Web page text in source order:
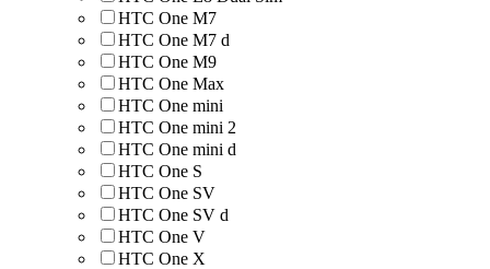
HTC One M7
HTC One M7 d
HTC One M9
HTC One Max
HTC One mini
HTC One mini 2
HTC One mini d
HTC One S
HTC One SV
HTC One SV d
HTC One V
HTC One X